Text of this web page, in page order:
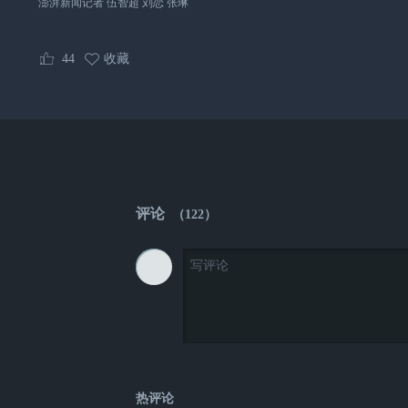
澎湃新闻记者 伍智超 刘恋 张琳
44 收藏
评论 （122）
热评论